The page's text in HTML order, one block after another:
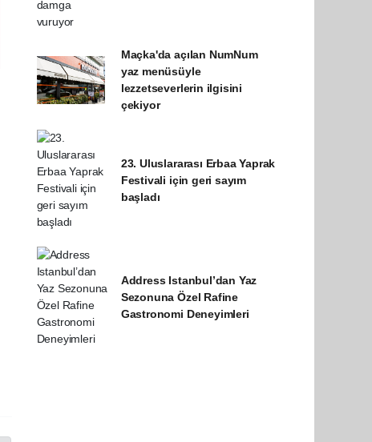
Maçka'da açılan NumNum
yaz menüsüyle
lezzetseverlerin ilgisini
çekiyor
23. Uluslararası Erbaa Yaprak
Festivali için geri sayım
başladı
Address Istanbul’dan Yaz
Sezonuna Özel Rafine
Gastronomi Deneyimleri